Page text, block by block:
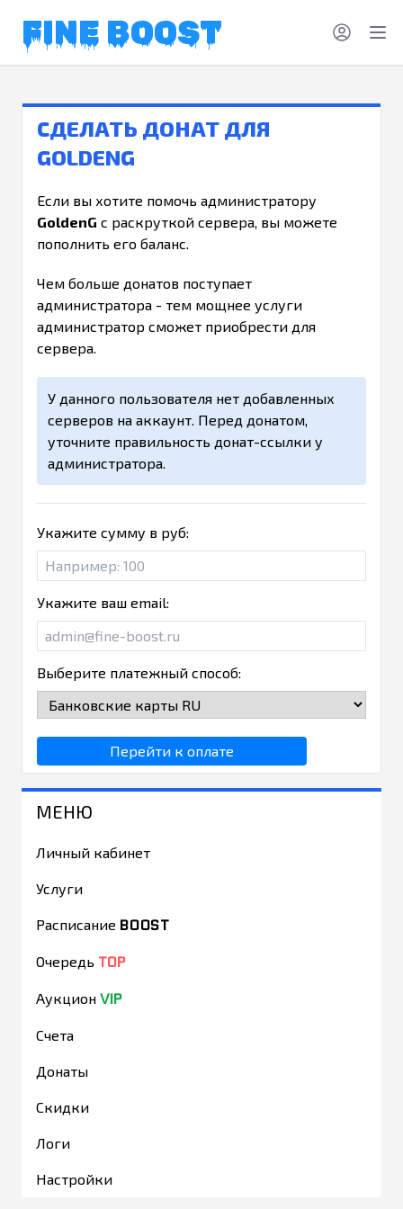
FINE BOOST
СДЕЛАТЬ ДОНАТ ДЛЯ
GOLDENG
Если вы хотите помочь администратору
GoldenG с раскруткой сервера, вы можете
пополнить его баланс.
Чем больше донатов поступает
администратора - тем мощнее услуги
администратор сможет приобрести для
сервера.
У данного пользователя нет добавленных
серверов на аккаунт. Перед донатом,
уточните правильность донат-ссылки у
администратора.
Укажите сумму в руб:
Укажите ваш email:
Выберите платежный способ:
Перейти к оплате
МЕНЮ
Личный кабинет
Услуги
Расписание BOOST
Очередь TOP
Аукцион VIP
Счета
Донаты
Скидки
Логи
Настройки